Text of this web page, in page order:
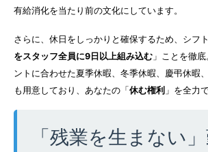
有給消化を当たり前の文化にしています。
さらに、休日をしっかりと確保するため、シフ
をスタッフ全員に9日以上組み込む 」ことを徹
ントに合わせた夏季休暇、冬季休暇、慶弔休暇
も用意しており、あなたの「 休む権利 」を全力
「残業を生まない